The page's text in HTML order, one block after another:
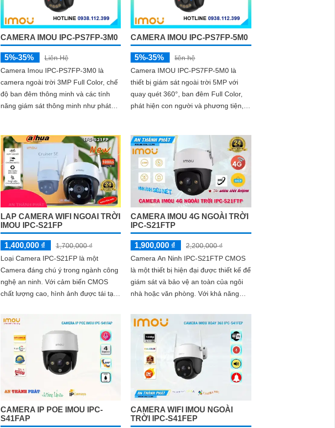
CAMERA IMOU IPC-PS7FP-3M0
5%-35%
Liên Hệ
Camera Imou IPC-PS7FP-3M0 là
camera ngoài trời 3MP Full Color, chế
độ ban đêm thông minh và các tính
năng giám sát thông minh như phát
hàng, bảo vệ an ninh hiệu quả
CAMERA IMOU IPC-PS7FP-5M0
5%-35%
liên hệ
Camera IMOU IPC-PS7FP-5M0 là
thiết bị giám sát ngoài trời 5MP với
quay quét 360°, ban đêm Full Color,
phát hiện con người và phương tiện,
LAP CAMERA WIFI NGOAI TRỜI
IMOU IPC-S21FP
1,400,000 ₫
1,700,000 ₫
Loại Camera IPC-S21FP là một
Camera đáng chú ý trong ngành công
nghệ an ninh. Với cảm biến CMOS
chất lượng cao, hình ảnh được tái tạo
CAMERA IMOU 4G NGOÀI TRỜI
IPC-S21FTP
1,900,000 ₫
2,200,000 ₫
Camera An Ninh IPC-S21FTP CMOS
là một thiết bị hiện đại được thiết kế để
giám sát và bảo vệ an toàn của ngôi
nhà hoặc văn phòng. Với khả năng
30m, camera này đảm bảo quan sát
rõ ràng trong mọi tình huống
CAMERA IP POE IMOU IPC-
S41FAP
CAMERA WIFI IMOU NGOÀI
TRỜI IPC-S41FEP